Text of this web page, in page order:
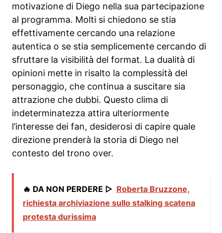
motivazione di Diego nella sua partecipazione
al programma. Molti si chiedono se stia
effettivamente cercando una relazione
autentica o se stia semplicemente cercando di
sfruttare la visibilità del format. La dualità di
opinioni mette in risalto la complessità del
personaggio, che continua a suscitare sia
attrazione che dubbi. Questo clima di
indeterminatezza attira ulteriormente
l’interesse dei fan, desiderosi di capire quale
direzione prenderà la storia di Diego nel
contesto del trono over.
🔥 DA NON PERDERE ▷ Roberta Bruzzone,
richiesta archiviazione sullo stalking scatena
protesta durissima